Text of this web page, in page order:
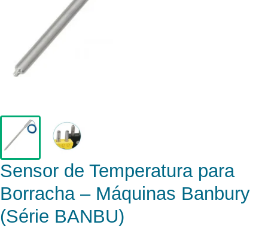
Sensor de Temperatura para
Borracha – Máquinas Banbury
(Série BANBU)